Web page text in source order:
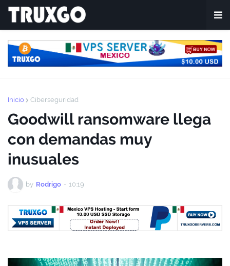
Inicio Ciberseguridad
Goodwill ransomware llega
con demandas muy
inusuales
by Rodrigo - 10:19